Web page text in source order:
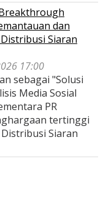
dan
Siaran
17:00
sebagai "Solusi
Media Sosial
PR
tertinggi
Siaran